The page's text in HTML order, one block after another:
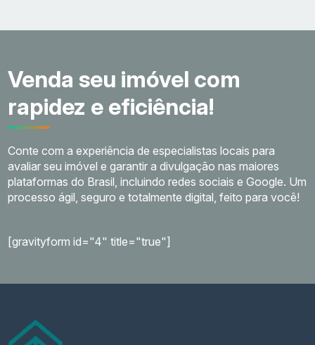
Venda seu imóvel com
rapidez e eficiência!
Conte com a experiência de especialistas locais para
avaliar seu imóvel e garantir a divulgação nas maiores
plataformas do Brasil, incluindo redes sociais e Google. Um
processo ágil, seguro e totalmente digital, feito para você!
[gravityform id="4" title="true"]